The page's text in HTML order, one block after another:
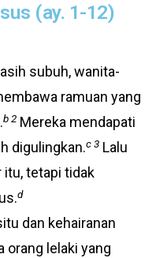
(ay. 1-12)
subuh, wanita-
ramuan yang
b 2 Mereka mendapati
digulingkan.c 3 Lalu
itu, tetapi tidak
d
dan kehairanan
orang lelaki yang